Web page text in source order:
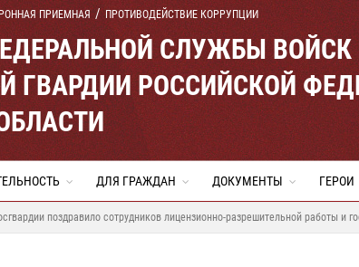
ПРИЕМНАЯ ПРОТИВОДЕЙСТВИЕ КОРРУПЦИИ
СЛУЖБЫ ВОЙСК
ГВАРДИИ РОССИЙСКОЙ
ДЛЯ ГРАЖДАН ДОКУМЕНТЫ ГЕРОИ
поздравило сотрудников лицензионно-разрешительной работы и